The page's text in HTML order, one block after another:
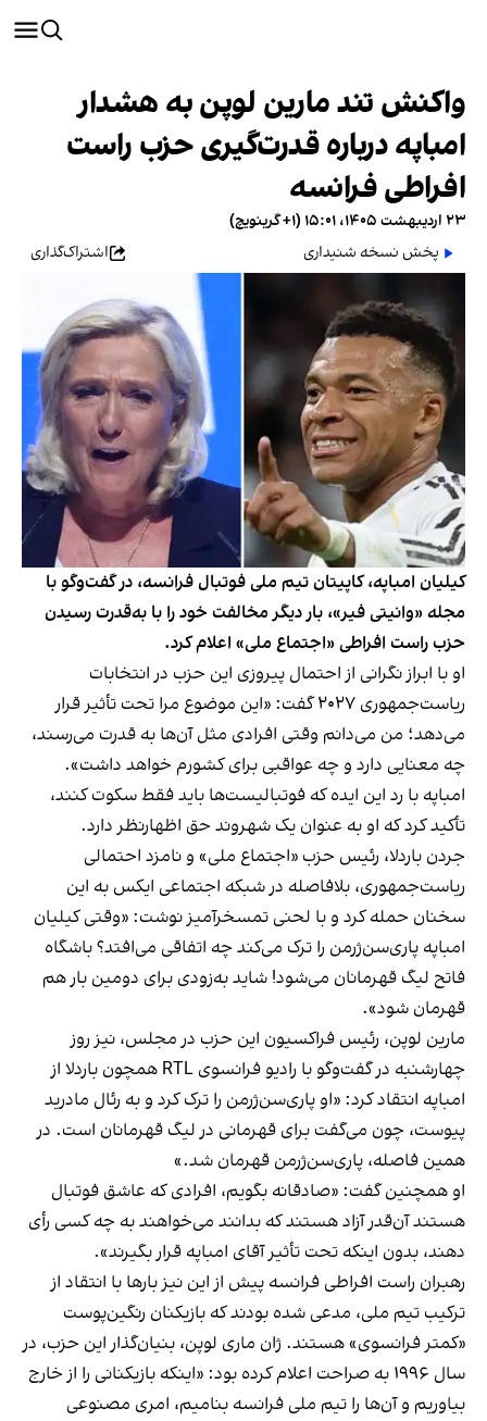
واکنش تند مارین لوپن به هشدار
امباپه درباره قدرت‌گیری حزب راست
افراطی فرانسه
۲۳ اردیبهشت ۱۴۰۵، ۱۵:۰۱ (‎+۱ گرینویچ)
پخش نسخه شنیداری
اشتراک‌گذاری
کیلیان امباپه، کاپیتان تیم ملی فوتبال فرانسه، در گفت‌وگو با
مجله «وانیتی فیر»، بار دیگر مخالفت خود را با به‌قدرت رسیدن
حزب راست افراطی «اجتماع ملی» اعلام کرد.
او با ابراز نگرانی از احتمال پیروزی این حزب در انتخابات
ریاست‌جمهوری ۲۰۲۷ گفت: «این موضوع مرا تحت تأثیر قرار
می‌دهد؛ من می‌دانم وقتی افرادی مثل آن‌ها به قدرت می‌رسند،
چه معنایی دارد و چه عواقبی برای کشورم خواهد داشت».
امباپه با رد این ایده که فوتبالیست‌ها باید فقط سکوت کنند،
تأکید کرد که او به عنوان یک شهروند حق اظهارنظر دارد.
جردن باردلا، رئیس حزب «اجتماع ملی» و نامزد احتمالی
ریاست‌جمهوری، بلافاصله در شبکه اجتماعی ایکس به این
سخنان حمله کرد و با لحنی تمسخرآمیز نوشت: «وقتی کیلیان
امباپه پاری‌سن‌ژرمن را ترک می‌کند چه اتفاقی می‌افتد؟ باشگاه
فاتح لیگ قهرمانان می‌شود! شاید به‌زودی برای دومین بار هم
قهرمان شود».
مارین لوپن، رئیس فراکسیون این حزب در مجلس، نیز روز
چهارشنبه در گفت‌وگو با رادیو فرانسوی RTL همچون باردلا از
امباپه انتقاد کرد: «او پاری‌سن‌ژرمن را ترک کرد و به رئال مادرید
پیوست، چون می‌گفت برای قهرمانی در لیگ قهرمانان است. در
همین فاصله، پاری‌سن‌ژرمن قهرمان شد.»
او همچنین گفت: «صادقانه بگویم، افرادی که عاشق فوتبال
هستند آن‌قدر آزاد هستند که بدانند می‌خواهند به چه کسی رأی
دهند، بدون اینکه تحت تأثیر آقای امباپه قرار بگیرند».
رهبران راست افراطی فرانسه پیش از این نیز بارها با انتقاد از
ترکیب تیم ملی، مدعی شده بودند که بازیکنان رنگین‌پوست
«کمتر فرانسوی» هستند. ژان ماری لوپن، بنیان‌گذار این حزب، در
سال ۱۹۹۶ به صراحت اعلام کرده بود: «اینکه بازیکنانی را از خارج
بیاوریم و آن‌ها را تیم ملی فرانسه بنامیم، امری مصنوعی